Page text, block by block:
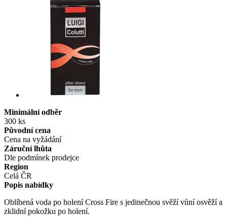
Minimální odběr
300 ks
Původní cena
Cena na vyžádání
Záruční lhůta
Dle podmínek prodejce
Region
Celá ČR
Popis nabídky
Oblíbená voda po holení Cross Fire s jedinečnou svěží vůní osvěží a
zklidní pokožku po holení.